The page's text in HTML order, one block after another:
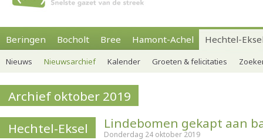
Beringen Bocholt Bree Hamont-Achel Hechtel-
Nieuws Nieuwsarchief Kalender Groeten & felicitaties
Archief oktober 2019
Hechtel-Eksel
Lindebomen gekapt aan
Donderdag 24 oktober 2019